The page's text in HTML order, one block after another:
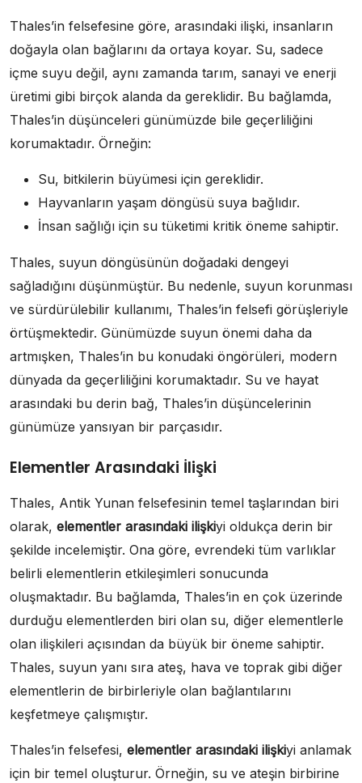
Thales’in felsefesine göre, arasındaki ilişki, insanların
doğayla olan bağlarını da ortaya koyar. Su, sadece
içme suyu değil, aynı zamanda tarım, sanayi ve enerji
üretimi gibi birçok alanda da gereklidir. Bu bağlamda,
Thales’in düşünceleri günümüzde bile geçerliliğini
korumaktadır. Örneğin:
Su, bitkilerin büyümesi için gereklidir.
Hayvanların yaşam döngüsü suya bağlıdır.
İnsan sağlığı için su tüketimi kritik öneme sahiptir.
Thales, suyun döngüsünün doğadaki dengeyi
sağladığını düşünmüştür. Bu nedenle, suyun korunması
ve sürdürülebilir kullanımı, Thales’in felsefi görüşleriyle
örtüşmektedir. Günümüzde suyun önemi daha da
artmışken, Thales’in bu konudaki öngörüleri, modern
dünyada da geçerliliğini korumaktadır. Su ve hayat
arasındaki bu derin bağ, Thales’in düşüncelerinin
günümüze yansıyan bir parçasıdır.
Elementler Arasındaki İlişki
Thales, Antik Yunan felsefesinin temel taşlarından biri
olarak, elementler arasındaki ilişkiyi oldukça derin bir
şekilde incelemiştir. Ona göre, evrendeki tüm varlıklar
belirli elementlerin etkileşimleri sonucunda
oluşmaktadır. Bu bağlamda, Thales’in en çok üzerinde
durduğu elementlerden biri olan su, diğer elementlerle
olan ilişkileri açısından da büyük bir öneme sahiptir.
Thales, suyun yanı sıra ateş, hava ve toprak gibi diğer
elementlerin de birbirleriyle olan bağlantılarını
keşfetmeye çalışmıştır.
Thales’in felsefesi, elementler arasındaki ilişkiyi anlamak
için bir temel oluşturur. Örneğin, su ve ateşin birbirine